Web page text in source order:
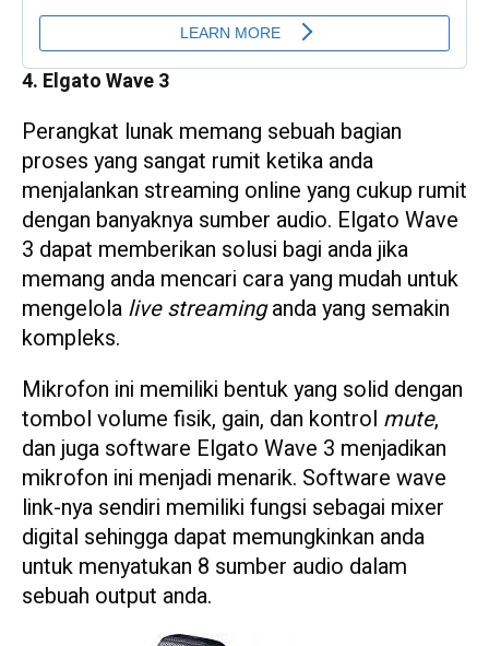
4. Elgato Wave 3
Perangkat lunak memang sebuah bagian
proses yang sangat rumit ketika anda
menjalankan streaming online yang cukup rumit
dengan banyaknya sumber audio. Elgato Wave
3 dapat memberikan solusi bagi anda jika
memang anda mencari cara yang mudah untuk
mengelola live streaminganda yang semakin
kompleks.
Mikrofon ini memiliki bentuk yang solid dengan
tombol volume fisik, gain, dan kontrol mute,
dan juga software Elgato Wave 3 menjadikan
mikrofon ini menjadi menarik. Software wave
link-nya sendiri memiliki fungsi sebagai mixer
digital sehingga dapat memungkinkan anda
untuk menyatukan 8 sumber audio dalam
sebuah output anda.